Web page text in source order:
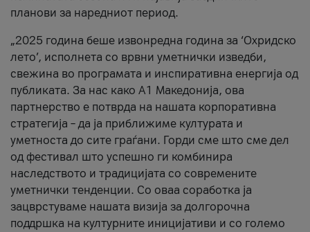
планови за наредниот период.
„2025 година беше извонредна година за ‘Охридско
лето’, исполнета со врвни уметнички изведби,
свежина во програмата и инспиративна енергија од
публиката. За нас како A1 Македонија, ова
партнерство е потврда на нашата корпоративна
стратегија – да ја приближиме културата и
уметноста до сите граѓани. Горди сме што сме дел
од фестивал што успешно ги комбинира
наследството и традицијата со современите
уметнички тенденции. Со оваа соработка ја
зацврстуваме нашата визија за долгорочна
поддршка на културните иницијативи и со големо